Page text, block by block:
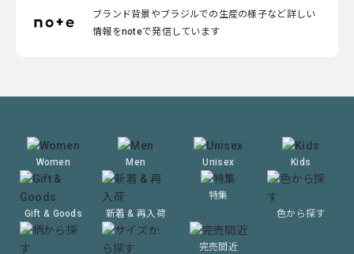
ブランド背景やブラジルでの生産の様子など詳しい
情報をnoteで発信しています
Women Men Unisex Kids
Gift & Goods 新着 & 再入荷
特集
色から探す
完売間近